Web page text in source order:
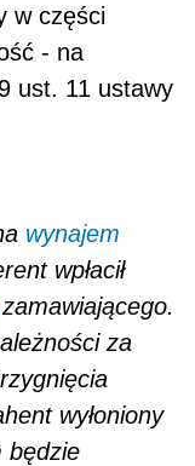
w części
- na
ust. 11 ustawy
wynajem
wpłacił
za
wyłoniony
będzie